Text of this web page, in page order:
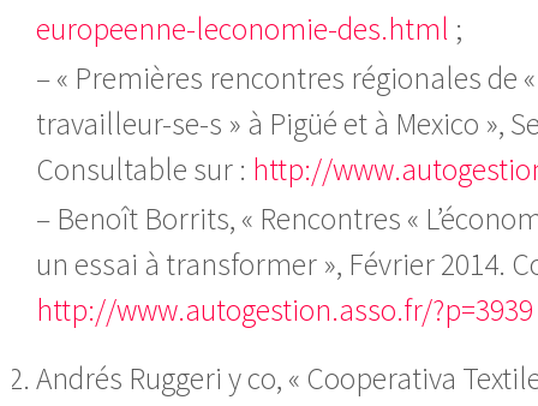
europeenne-leconomie-des.html ;
– « Premières rencontres régionales de
travailleur-se-s » à Pigüé et à Mexico »,
Consultable sur : http://
– Benoît Borrits, « Rencontres «
un essai à transformer », Février 2014.
http://www.autogestion.asso.fr/?p=3939
Andrés Ruggeri y co, « Cooperativa